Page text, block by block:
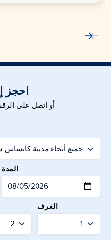
احجز
أو اتصل على
المدة
الغرف